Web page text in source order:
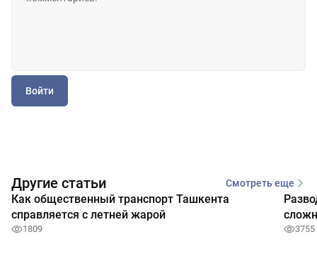
Войти
Другие статьи Смотреть еще
Как общественный транспорт Ташкента
справляется с летней жарой
1809 3755